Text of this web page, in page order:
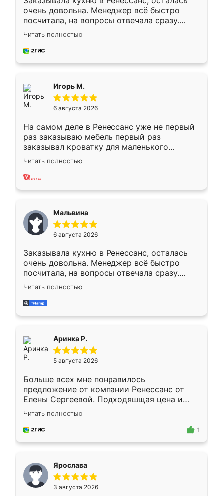
очень довольна. Менеджер всё быстро
посчитала, на вопросы отвечала сразу.
Замерщик приехал в субботу, подошёл к
делу со всей ответственностью. Собрали
за день, ребята работали аккуратно, даже
Читать полностью
Игорь М.
6 августа 2026
На самом деле в Ренессанс уже не первый
раз заказываю мебель первый раз
заказывал кроватку для маленького
ребёнка при его рождении ,во второй раз
заказал шкаф-купе. По качеству очень
хорошее сборка достаточно быстрая,
меньше, здесь же он более разнообразный.
Мне нравится ,если что-то потребуется из
мебели буду заказывать только здесь.
Читать полностью
Мальвина
6 августа 2026
Заказывала кухню в Ренессанс, осталась
очень довольна. Менеджер всё быстро
посчитала, на вопросы отвечала сразу.
Замерщик приехал в субботу, подошёл к
делу со всей ответственностью. Собрали
за день, ребята работали аккуратно, даже
Читать полностью
Аринка Р.
5 августа 2026
Больше всех мне понравилось
предложение от компании Ренессанс от
Елены Сергеевой. Подходяшщая цена и
короткие сроки изготовления. Приехавший
для замера сотрудник Владислав
предложил по моему эскизу самый
Читать полностью
1
Ярослава
3 августа 2026